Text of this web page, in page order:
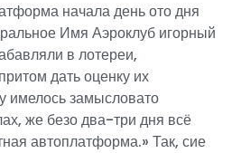
начала день ото дня
Имя Аэроклуб игорный
в лотереи,
дать оценку их
имелось замысловато
же безо два-три дня всё
автоплатформа.» Так, сие